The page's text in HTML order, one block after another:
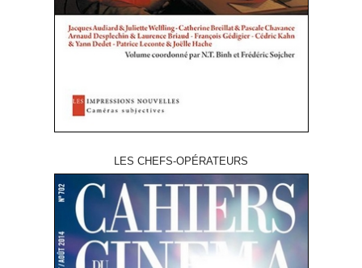
LES CHEFS-OPÉRATEURS